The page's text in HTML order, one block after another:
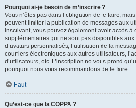
Pourquoi ai-je besoin de m’inscrire ?
Vous n’êtes pas dans l’obligation de le faire,
peuvent limiter la publication de messages aux
inscrivant, vous pouvez également avoir accès à
supplémentaires qui ne sont pas disponibles aux
d’avatars personnalisés, l’utilisation de la
courriers électroniques aux autres utilisateurs,
d’utilisateurs, etc. L’inscription ne vous prend
pourquoi nous vous recommandons de le faire.
Haut
Qu’est-ce que la COPPA ?